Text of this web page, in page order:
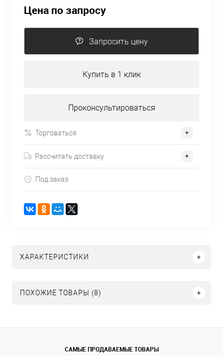
Цена по запросу
Запросить цену
Купить в 1 клик
Проконсультироваться
Торговаться
Рассчитать доставку
Под заказ
ХАРАКТЕРИСТИКИ
ПОХОЖИЕ ТОВАРЫ (8)
САМЫЕ ПРОДАВАЕМЫЕ ТОВАРЫ